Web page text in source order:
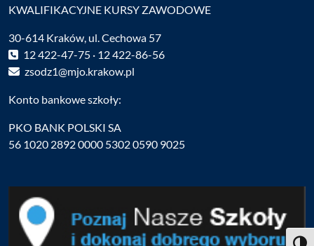
KWALIFIKACYJNE KURSY ZAWODOWE
30-614 Kraków, ul. Cechowa 57
12 422-47-75 · 12 422-86-56
zsodz1@mjo.krakow.pl
Konto bankowe szkoły:
PKO BANK POLSKI SA
56 1020 2892 0000 5302 0590 9025